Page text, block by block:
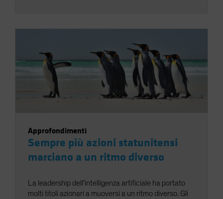
Approfondimenti
Sempre più azioni statunitensi
marciano a un ritmo diverso
La leadership dell'intelligenza artificiale ha portato
molti titoli azionari a muoversi a un ritmo diverso. Gli